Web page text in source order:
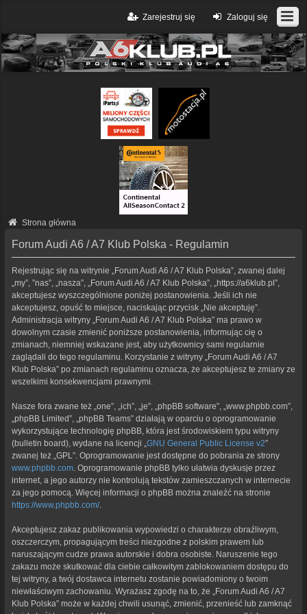
Zaloguj się
Zarejestruj się
Strona główna
Forum Audi A6 / A7 Klub Polska - Regulamin
Rejestrując się na witrynie „Forum Audi A6 / A7 Klub Polska”, zwanej dalej
„my”, ”nas”, „nasza”, „Forum Audi A6 / A7 Klub Polska”, „https://a6klub.pl”,
akceptujesz wyszczególnione poniżej postanowienia. Jeśli ich nie
akceptujesz, opuść to miejsce, naciskając przycisk „Nie akceptuję”.
Administracja witryny „Forum Audi A6 / A7 Klub Polska” ma prawo w
dowolnym czasie zmienić poniższe postanowienia, informując cię o
zmianach, niemniej wskazane jest, aby użytkownicy sami regularnie
zaglądali do tego regulaminu. Korzystanie z witryny „Forum Audi A6 / A7
Klub Polska” po zmianach regulaminu oznacza, że akceptujesz te zmiany ze
wszelkimi konsekwencjami prawnymi.
Nasze fora zwane też „one”, „ich”, „je”, „phpBB software”, „www.phpbb.com”,
„phpBB Limited”, „phpBB Teams” działają w oparciu o oprogramowanie
wykorzystujące technologię phpBB, która jest środowiskiem typu witryny
(bulletin board), wydane na licencji „GNU General Public License v2”
zwanej też „GPL”. Oprogramowanie jest dostępne do pobrania ze strony
www.phpbb.com. Oprogramowanie phpBB tylko ułatwia dyskusje przez
internet, a jego autorzy nie kontrolują tekstów zamieszczanych w internecie
za jego pomocą. Więcej informacji o phpBB można znaleźć na stronie
https://www.phpbb.com/.
Akceptujesz zakaz publikowania wypowiedzi o charakterze obraźliwym,
oszczerczym, propagującym treści niezgodne z polskim prawem lub
naruszającym cudze prawa autorskie i dobra osobiste. Naruszenie tego
zakazu może skutkować dla ciebie całkowitym zablokowaniem dostępu do
tej witryny, a twój dostawca internetu zostanie powiadomiony o twoim
niewłaściwym zachowaniu. Wyrażasz zgodę na to, że „Forum Audi A6 / A7
Klub Polska” może w każdej chwili usunąć, zmienić, przenieść lub zamknąć